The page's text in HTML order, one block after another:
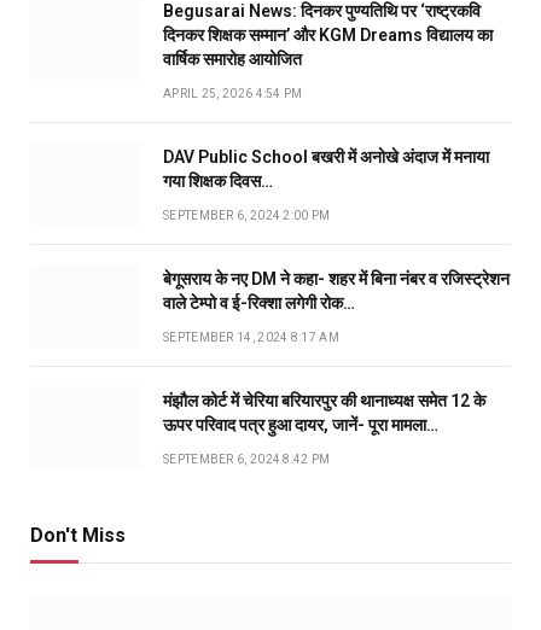
Begusarai News: दिनकर पुण्यतिथि पर ‘राष्ट्रकवि
दिनकर शिक्षक सम्मान’ और KGM Dreams विद्यालय का
वार्षिक समारोह आयोजित
APRIL 25, 2026 4:54 PM
DAV Public School बखरी में अनोखे अंदाज में मनाया
गया शिक्षक दिवस…
SEPTEMBER 6, 2024 2:00 PM
बेगूसराय के नए DM ने कहा- शहर में बिना नंबर व रजिस्ट्रेशन
वाले टेम्पो व ई-रिक्शा लगेगी रोक…
SEPTEMBER 14, 2024 8:17 AM
मंझौल कोर्ट में चेरिया बरियारपुर की थानाध्यक्ष समेत 12 के
ऊपर परिवाद पत्र हुआ दायर, जानें- पूरा मामला…
SEPTEMBER 6, 2024 8:42 PM
Don't Miss